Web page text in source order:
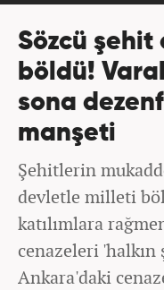
Sözcü
böldü!
sona
manşeti
Şehitlerin
devletle milleti
katılımlara
cenazeleri
Ankara'daki